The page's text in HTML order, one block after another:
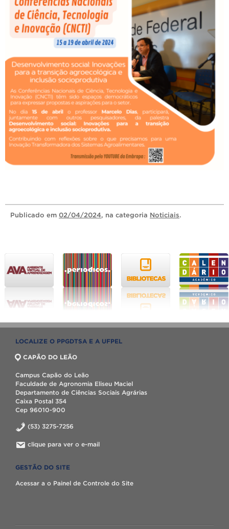
Publicado em 02/04/2024, na categoria Noticiais.
LOCALIZE O PPGDTSA E A UFPEL
CAPÃO DO LEÃO
Campus Capão do Leão
Faculdade de Agronomia Eliseu Maciel
Departamento de Ciências Sociais Agrárias
Caixa Postal 354
Cep 96010-900
(53) 3275-7256
clique para ver o e-mail
GESTÃO DO SITE
Acessar a o Painel de Controle do Site